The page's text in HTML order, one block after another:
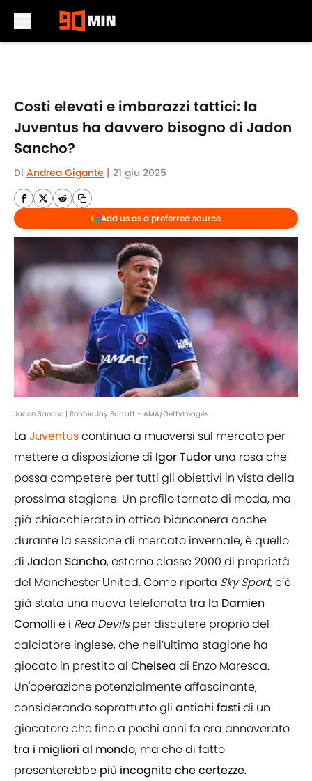
Costi elevati e imbarazzi tattici: la
Juventus ha davvero bisogno di Jadon
Sancho?
Di Andrea Gigante | 21 giu 2025
Add us as a preferred source
Jadon Sancho | Robbie Jay Barratt - AMA/GettyImages
La Juventuscontinua a muoversi sul mercato per
mettere a disposizione di Igor Tudor una rosa che
possa competere per tutti gli obiettivi in vista della
prossima stagione. Un profilo tornato di moda, ma
già chiacchierato in ottica bianconera anche
durante la sessione di mercato invernale, è quello
di Jadon Sancho, esterno classe 2000 di proprietà
del Manchester United. Come riporta Sky Sport, c’è
già stata una nuova telefonata tra la Damien
Comolli e i Red Devilsper discutere proprio del
calciatore inglese, che nell’ultima stagione ha
giocato in prestito al Chelsea di Enzo Maresca.
Un'operazione potenzialmente affascinante,
considerando soprattutto gli antichi fasti di un
giocatore che fino a pochi anni fa era annoverato
tra i migliori al mondo, ma che di fatto
presenterebbe più incognite che certezze.